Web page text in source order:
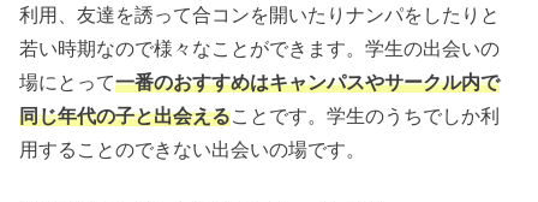
利用、友達を誘って合コンを開いたりナンパをしたりと
若い時期なので様々なことができます。学生の出会いの
場にとって一番のおすすめはキャンパスやサークル内で
同じ年代の子と出会えることです。学生のうちでしか利
用することのできない出会いの場です。